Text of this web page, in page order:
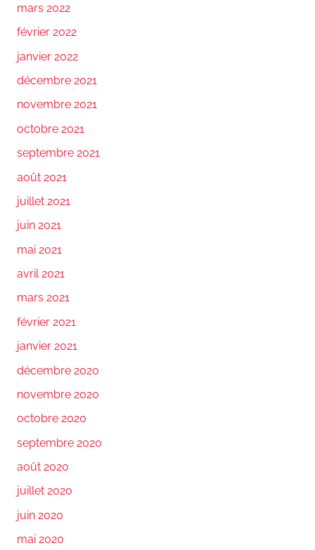
mars 2022
février 2022
janvier 2022
décembre 2021
novembre 2021
octobre 2021
septembre 2021
août 2021
juillet 2021
juin 2021
mai 2021
avril 2021
mars 2021
février 2021
janvier 2021
décembre 2020
novembre 2020
octobre 2020
septembre 2020
août 2020
juillet 2020
juin 2020
mai 2020